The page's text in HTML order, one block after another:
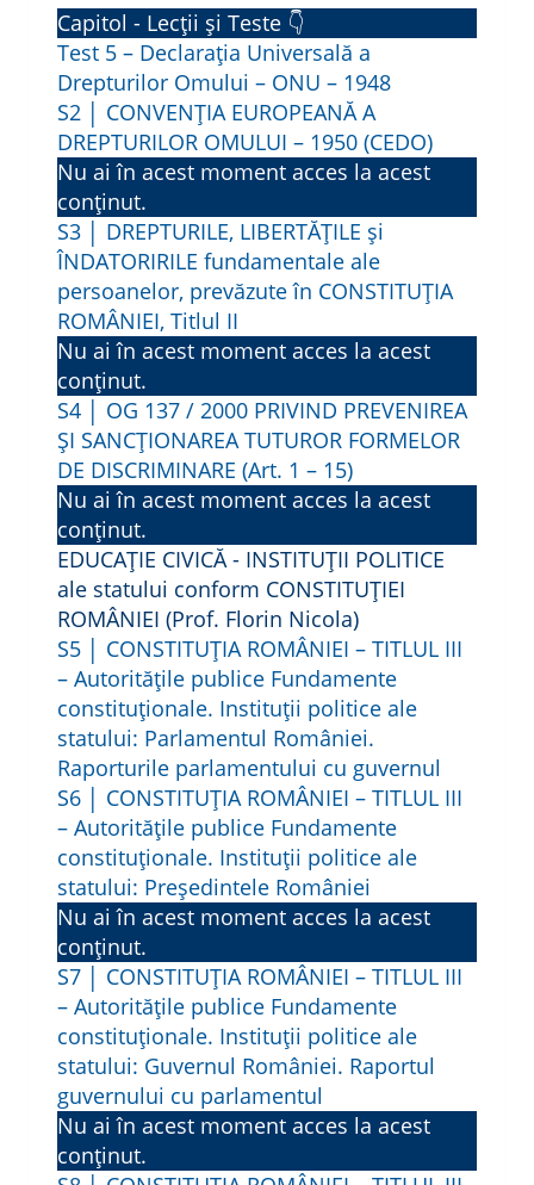
S
1
│
🎁
D
E
C
L
A
R
A
Ț
I
A
U
N
V
E
R
S
A
L
Ă
A
D
R
E
P
T
U
R
I
L
O
R
Capitol - Lecții și Teste 👇
Test 5 – Declarația Universală a
Drepturilor Omului – ONU – 1948
S2 │ CONVENȚIA EUROPEANĂ A
DREPTURILOR OMULUI – 1950 (CEDO)
Nu ai în acest moment acces la acest
conținut.
S3 │ DREPTURILE, LIBERTĂȚILE și
ÎNDATORIRILE fundamentale ale
persoanelor, prevăzute în CONSTITUȚIA
ROMÂNIEI, Titlul II
Nu ai în acest moment acces la acest
conținut.
S4 │ OG 137 / 2000 PRIVIND PREVENIREA
ȘI SANCȚIONAREA TUTUROR FORMELOR
DE DISCRIMINARE (Art. 1 – 15)
Nu ai în acest moment acces la acest
conținut.
EDUCAȚIE CIVICĂ - INSTITUȚII POLITICE
ale statului conform CONSTITUȚIEI
ROMÂNIEI (Prof. Florin Nicola)
S5 │ CONSTITUȚIA ROMÂNIEI – TITLUL III
– Autorităţile publice Fundamente
constituționale. Instituții politice ale
statului: Parlamentul României.
Raporturile parlamentului cu guvernul
S6 │ CONSTITUȚIA ROMÂNIEI – TITLUL III
– Autorităţile publice Fundamente
constituționale. Instituții politice ale
statului: Președintele României
Nu ai în acest moment acces la acest
conținut.
S7 │ CONSTITUȚIA ROMÂNIEI – TITLUL III
– Autorităţile publice Fundamente
constituționale. Instituții politice ale
statului: Guvernul României. Raportul
guvernului cu parlamentul
Nu ai în acest moment acces la acest
conținut.